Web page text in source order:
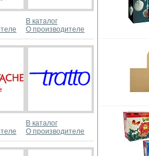
В каталог
О производителе
В каталог
О производителе